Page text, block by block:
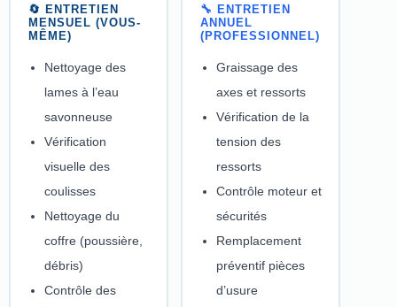
🔄 ENTRETIEN
MENSUEL (VOUS-
MÊME)
Nettoyage des
lames à l’eau
savonneuse
Vérification
visuelle des
coulisses
Nettoyage du
coffre (poussière,
débris)
Contrôle des
🔧 ENTRETIEN
ANNUEL
(PROFESSIONNEL)
Graissage des
axes et ressorts
Vérification de la
tension des
ressorts
Contrôle moteur et
sécurités
Remplacement
préventif pièces
d’usure